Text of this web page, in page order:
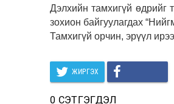
Дэлхийн тамхигүй өдрийг
зохион байгуулагдах
Тамхигүй орчин, эрүүл
ЖИРГЭХ
0 СЭТГЭГДЭЛ